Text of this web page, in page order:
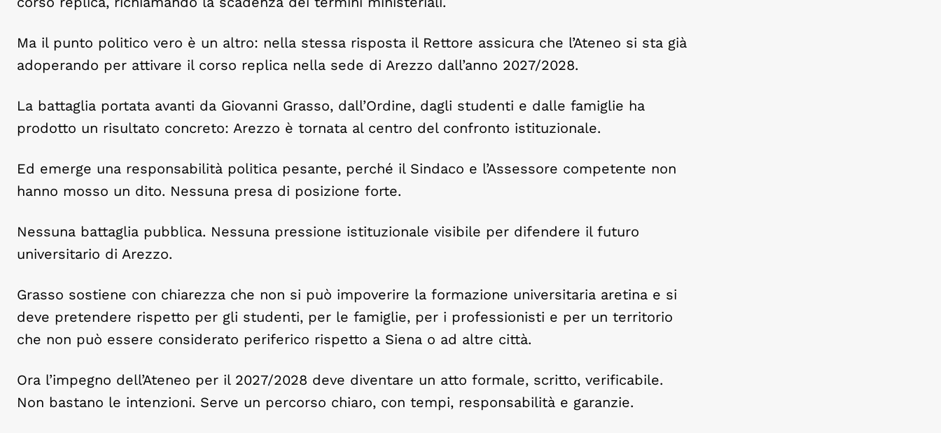
Ma il punto politico vero è un altro: nella stessa risposta il Rettore assicura che l’Ateneo si sta già
adoperando per attivare il corso replica nella sede di Arezzo dall’anno 2027/2028.
La battaglia portata avanti da Giovanni Grasso, dall’Ordine, dagli studenti e dalle famiglie ha
prodotto un risultato concreto: Arezzo è tornata al centro del confronto istituzionale.
Ed emerge una responsabilità politica pesante, perché il Sindaco e l’Assessore competente non
hanno mosso un dito. Nessuna presa di posizione forte.
Nessuna battaglia pubblica. Nessuna pressione istituzionale visibile per difendere il futuro
universitario di Arezzo.
Grasso sostiene con chiarezza che non si può impoverire la formazione universitaria aretina e si
deve pretendere rispetto per gli studenti, per le famiglie, per i professionisti e per un territorio
che non può essere considerato periferico rispetto a Siena o ad altre città.
Ora l’impegno dell’Ateneo per il 2027/2028 deve diventare un atto formale, scritto, verificabile.
Non bastano le intenzioni. Serve un percorso chiaro, con tempi, responsabilità e garanzie.